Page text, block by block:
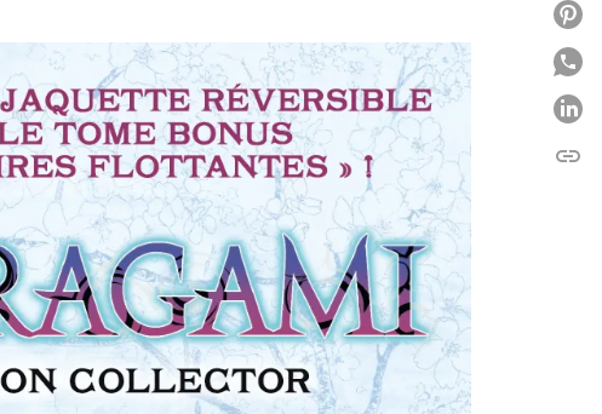
link